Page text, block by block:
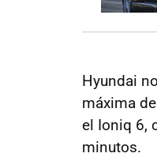
Hyundai
máxima
el Ioniq 6,
minutos.